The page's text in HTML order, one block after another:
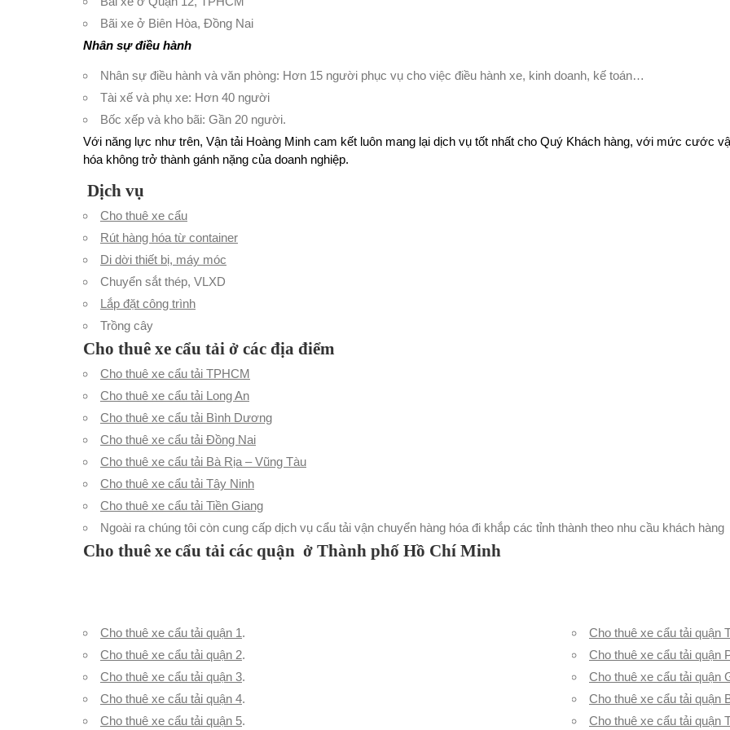
Bãi xe ở Biên Hòa, Đồng Nai
Nhân sự điều hành
Nhân sự điều hành và văn phòng: Hơn 15 người phục vụ cho việc điều hành xe, kinh doanh, kế toán…
Tài xế và phụ xe: Hơn 40 người
Bốc xếp và kho bãi: Gần 20 người.
Với năng lực như trên, Vận tải Hoàng Minh cam kết luôn mang lại dịch vụ tốt nhất cho Quý Khách hàng, với mức cước
hóa không trở thành gánh nặng của doanh nghiệp.
Dịch vụ
Cho thuê xe cẩu
Rút hàng hóa từ container
Di dời thiết bị, máy móc
Chuyển sắt thép, VLXD
Lắp đặt công trình
Trồng cây
Cho thuê xe cẩu tải ở các địa điểm
Cho thuê xe cẩu tải TPHCM
Cho thuê xe cẩu tải Long An
Cho thuê xe cẩu tải Bình Dương
Cho thuê xe cẩu tải Đồng Nai
Cho thuê xe cẩu tải Bà Rịa – Vũng Tàu
Cho thuê xe cẩu tải Tây Ninh
Cho thuê xe cẩu tải Tiền Giang
Ngoài ra chúng tôi còn cung cấp dịch vụ cẩu tải vận chuyển hàng hóa đi khắp các tỉnh thành theo nhu cầu khách hàng
Cho thuê xe cẩu tải các quận ở Thành phố Hồ Chí Minh
Cho thuê xe cẩu tải quận 1.
Cho thuê xe cẩu tải quận 2.
Cho thuê xe cẩu tải quận 3.
Cho thuê xe cẩu tải quận 4.
Cho thuê xe cẩu tải quận 5.
Cho thuê xe cẩu tải quận
Cho thuê xe cẩu tải quận
Cho thuê xe cẩu tải quận
Cho thuê xe cẩu tải quận
Cho thuê xe cẩu tải quận